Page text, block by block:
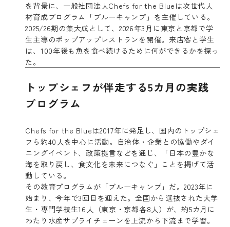
を背景に、一般社団法人Chefs for the Blueは次世代人
材育成プログラム「ブルーキャンプ」を主催している。
2025/26期の集大成として、2026年3月に東京と京都で学
生主導のポップアップレストランを開催。来店客と学生
は、100年後も魚を食べ続けるために何ができるかを探っ
た。
トップシェフが伴走する5カ月の実践
プログラム
Chefs for the Blueは2017年に発足し、国内のトップシェ
フら約40人を中心に活動。自治体・企業との協働やダイ
ニングイベント、政策提言などを通じ、「日本の豊かな
海を取り戻し、食文化を未来につなぐ」ことを掲げて活
動している。
その教育プログラムが「ブルーキャンプ」だ。2023年に
始まり、今年で3回目を迎えた。全国から選抜された大学
生・専門学校生16人（東京・京都各8人）が、約5カ月に
わたり水産サプライチェーンを上流から下流まで学習。